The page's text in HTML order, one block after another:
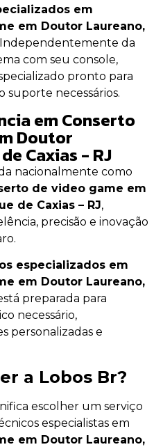
em
em Doutor Laureano,
Independentemente da
com seu console,
pronto para
suporte necessários.
em Conserto
Doutor
Caxias - RJ
nacionalmente como
de video game em
de Caxias – RJ,
precisão e inovação
especializados em
em Doutor Laureano,
preparada para
necessário,
personalizadas e
a Lobos Br?
escolher um serviço
especialistas em
em Doutor Laureano,